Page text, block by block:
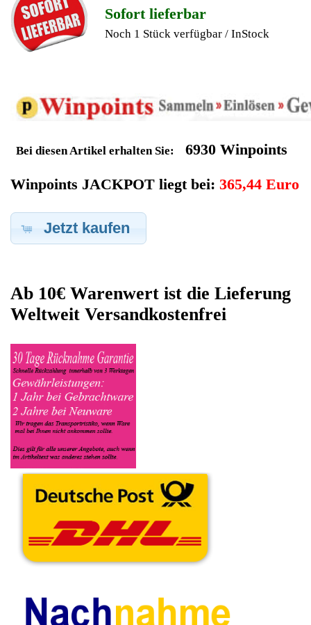
DeLonghi
Ersatzteilegewinnung
Anbieten. Dort können Sie dann Ihren DeLonghi
anbieten möchten eintragen. Dort geben Sie den
ein, bei der Artikelbeschreibung geben Sie alle wichtigen
relevanten Daten ein, in welchen Zustand sich das Gerät
befindet ob es Defekt oder Funktionstüchtig ist und so gut wie
möglich alle Mängel angeben sowie das Zubehör welches
dazugehört. Sobald der DeLonghi Kaffeevollautomat
angenommen worden ist, sehen Sie dies unter Meine Artikel
anzeigen, dort wird Ihnen dann die Lieferadresse mitgeteilt wo
genau der Kaffeevollautomat hin gesendet werden muss. Dort
tragen Sie dann auch das Transportunternehmen zum Beispiel
DHL und die Sendungsnummer ein, so das man Nachvollziehen
kann ob Ihre Artikel auch angekommen ist.
Durch die Verkaufsstrategie von Myeparts erhalten Sie ein
Vielfaches mehr, als wenn Sie den DeLonghi Kaffeevollautomat
Andere Produkte die Ihnen
gefallen könnten